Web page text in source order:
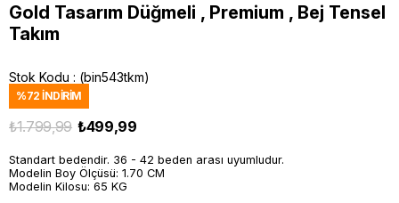
Gold Tasarım Düğmeli , Premium , Bej Tensel
Takım
Stok Kodu (bin543tkm)
%72 İNDIRIM
₺1.799,99 ₺499,99
Standart bedendir. 36 - 42 beden arası uyumludur.
Modelin Boy Ölçüsü: 1.70 CM
Modelin Kilosu: 65 KG